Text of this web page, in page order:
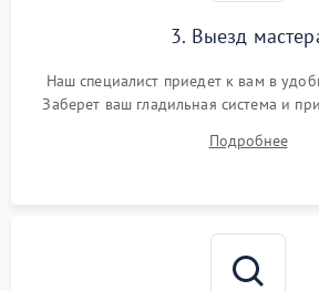
3. Выезд
Наш специалист приедет к вам в
Заберет ваш гладильная система и
Подробнее